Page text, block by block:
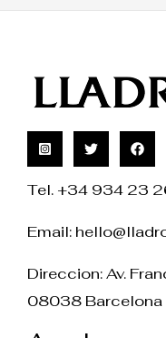
Tel. +34 934 23
Email:
Direccion: Av.
08038 Barcelona